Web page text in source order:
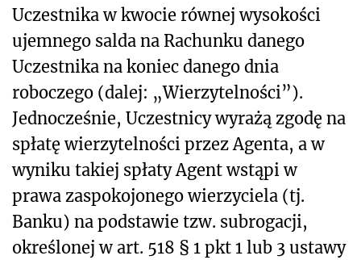
Uczestnika w kwocie równej wysokości
ujemnego salda na Rachunku danego
Uczestnika na koniec danego dnia
roboczego (dalej: „Wierzytelności”).
Jednocześnie, Uczestnicy wyrażą zgodę na
spłatę wierzytelności przez Agenta, a w
wyniku takiej spłaty Agent wstąpi w
prawa zaspokojonego wierzyciela (tj.
Banku) na podstawie tzw. subrogacji,
określonej w art. 518 § 1 pkt 1 lub 3 ustawy